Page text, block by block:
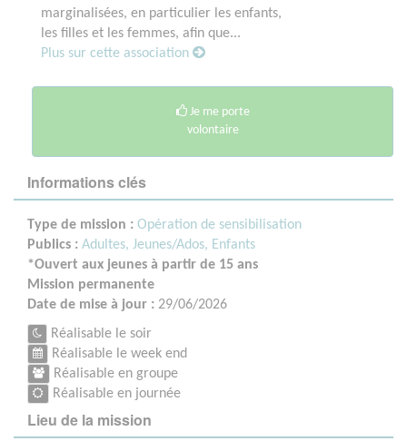
marginalisées, en particulier les enfants,
les filles et les femmes, afin que...
Plus sur cette association
Je me porte
volontaire
Informations clés
Type de mission : Opération de sensibilisation
Publics : Adultes, Jeunes/Ados, Enfants
*Ouvert aux jeunes à partir de 15 ans
Mission permanente
Date de mise à jour : 29/06/2026
Réalisable le soir
Réalisable le week end
Réalisable en groupe
Réalisable en journée
Lieu de la mission